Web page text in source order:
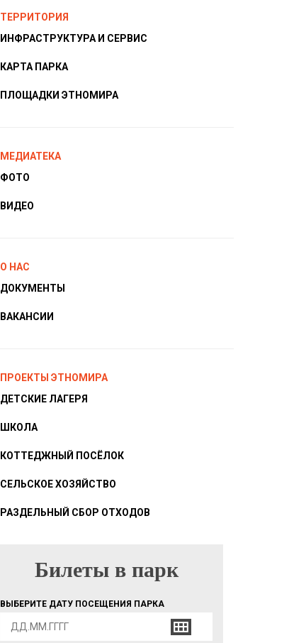
ТЕРРИТОРИЯ
ИНФРАСТРУКТУРА И СЕРВИС
КАРТА ПАРКА
ПЛОЩАДКИ ЭТНОМИРА
МЕДИАТЕКА
ФОТО
ВИДЕО
О НАС
ДОКУМЕНТЫ
ВАКАНСИИ
ПРОЕКТЫ ЭТНОМИРА
ДЕТСКИЕ ЛАГЕРЯ
ШКОЛА
КОТТЕДЖНЫЙ ПОСЁЛОК
СЕЛЬСКОЕ ХОЗЯЙСТВО
РАЗДЕЛЬНЫЙ СБОР ОТХОДОВ
БИЛЕТЫ В ПАРК
Билеты в парк
ВЫБЕРИТЕ ДАТУ ПОСЕЩЕНИЯ ПАРКА